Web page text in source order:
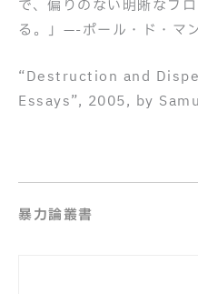
で、偏りのない明晰なフ
る。」—-ポール・ド・マン
“Destruction and
Essays”, 2005, by
暴力論叢書